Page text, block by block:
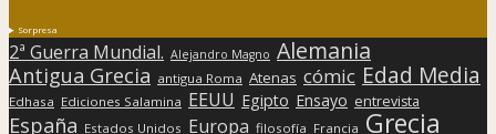
Sorpresa
2ª Guerra Mundial. Alejandro Magno Alemania
Antigua Grecia antigua Roma Atenas cómic Edad Media
Edhasa Ediciones Salamina EEUU Egipto Ensayo entrevista
España Estados Unidos Europa filosofía Francia Grecia